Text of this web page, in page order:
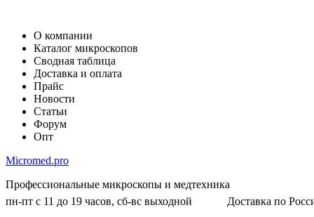
О компании
Каталог микроскопов
Сводная таблица
Доставка и оплата
Прайс
Новости
Статьи
Форум
Опт
Micromed.pro
Профессиональные микроскопы и медтехника
пн-пт с 11 до 19 часов, сб-вс выходной
Доставка по